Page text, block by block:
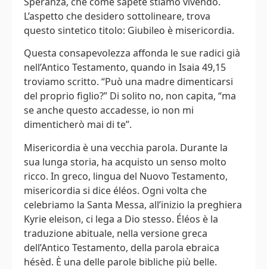
L’aspetto che desidero sottolineare, trova
questo sintetico titolo: Giubileo è misericordia.
Questa consapevolezza affonda le sue radici già
nell’Antico Testamento, quando in Isaia 49,15
troviamo scritto. “Può una madre dimenticarsi
del proprio figlio?” Di solito no, non capita, “ma
se anche questo accadesse, io non mi
dimenticherò mai di te”.
Misericordia è una vecchia parola. Durante la
sua lunga storia, ha acquisto un senso molto
ricco. In greco, lingua del Nuovo Testamento,
misericordia si dice éléos. Ogni volta che
celebriamo la Santa Messa, all’inizio la preghiera
Kyrie eleison, ci lega a Dio stesso. Éléos è la
traduzione abituale, nella versione greca
dell’Antico Testamento, della parola ebraica
hésèd. È una delle parole bibliche più belle.